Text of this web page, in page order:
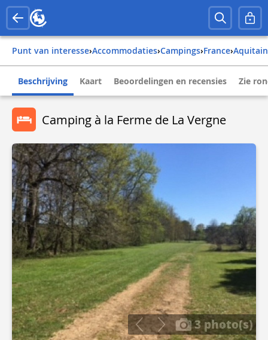
Punt van interesse› Accommodaties› Campings› france›
Beschrijving Kaart Beoordelingen en recensies Zie
Camping à la Ferme de La Vergne
3 photo(s)